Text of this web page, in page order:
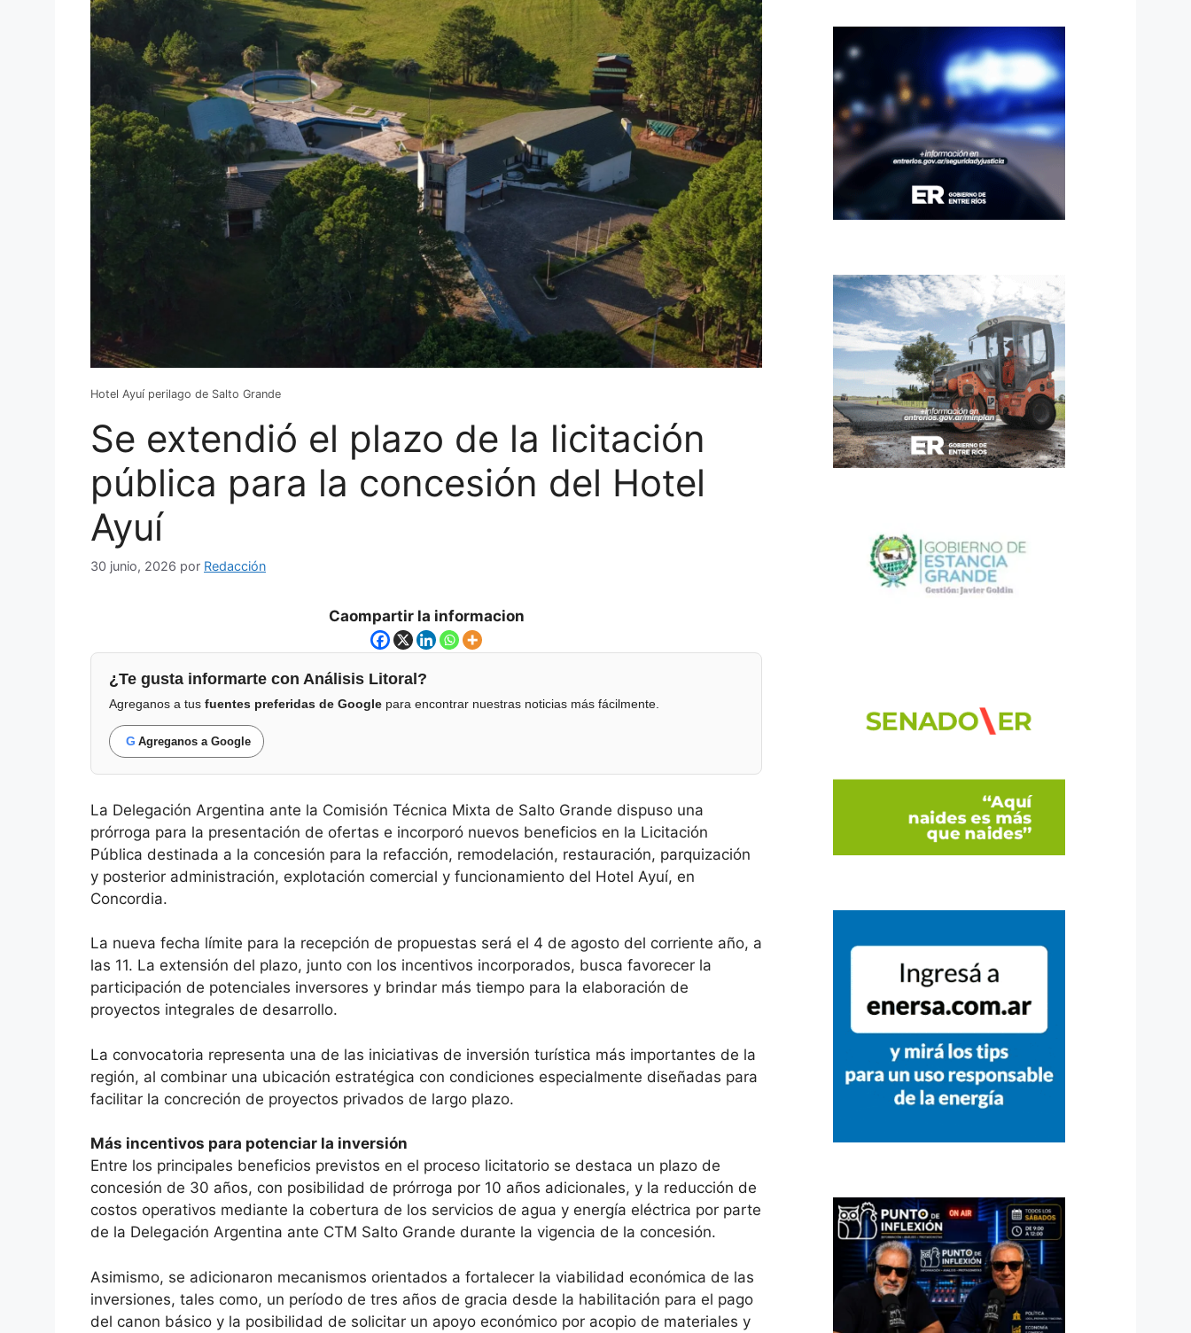
Hotel Ayuí perilago de Salto Grande
Se extendió el plazo de la licitación
pública para la concesión del Hotel
Ayuí
30 junio, 2026 por Redacción
Caompartir la informacion
¿Te gusta informarte con Análisis Litoral?
Agreganos a tus fuentes preferidas de Google para encontrar nuestras noticias más fácilmente.
G Agreganos a Google
La Delegación Argentina ante la Comisión Técnica Mixta de Salto Grande dispuso una
prórroga para la presentación de ofertas e incorporó nuevos beneficios en la Licitación
Pública destinada a la concesión para la refacción, remodelación, restauración, parquización
y posterior administración, explotación comercial y funcionamiento del Hotel Ayuí, en
Concordia.
La nueva fecha límite para la recepción de propuestas será el 4 de agosto del corriente año, a
las 11. La extensión del plazo, junto con los incentivos incorporados, busca favorecer la
participación de potenciales inversores y brindar más tiempo para la elaboración de
proyectos integrales de desarrollo.
La convocatoria representa una de las iniciativas de inversión turística más importantes de la
región, al combinar una ubicación estratégica con condiciones especialmente diseñadas para
facilitar la concreción de proyectos privados de largo plazo.
Más incentivos para potenciar la inversión
Entre los principales beneficios previstos en el proceso licitatorio se destaca un plazo de
concesión de 30 años, con posibilidad de prórroga por 10 años adicionales, y la reducción de
costos operativos mediante la cobertura de los servicios de agua y energía eléctrica por parte
de la Delegación Argentina ante CTM Salto Grande durante la vigencia de la concesión.
Asimismo, se adicionaron mecanismos orientados a fortalecer la viabilidad económica de las
inversiones, tales como, un período de tres años de gracia desde la habilitación para el pago
del canon básico y la posibilidad de solicitar un apoyo económico por acopio de materiales y